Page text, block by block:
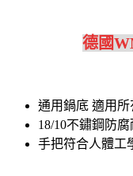
德國
通用鍋底 適用所
18/10不鏽鋼防腐
手把符合人體工